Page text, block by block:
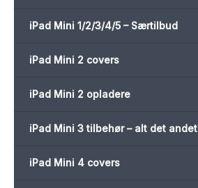
iPad Mini 1/2/3/4/5 – Særtilbud
iPad Mini 2 covers
iPad Mini 2 opladere
iPad Mini 3 tilbehør – alt det andet
iPad Mini 4 covers